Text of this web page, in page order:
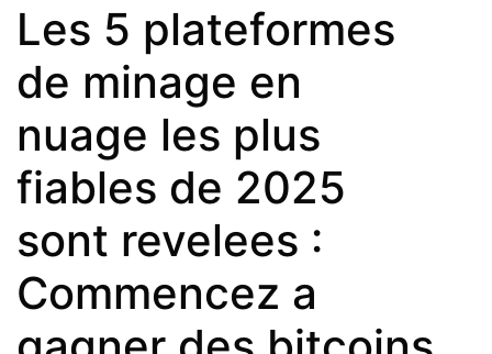
Les 5 plateformes
de minage en
nuage les plus
fiables de 2025
sont revelees :
Commencez a